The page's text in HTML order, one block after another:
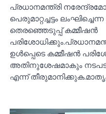
പ്രധാനമന്ത്രി
പെരുമാറ്റച്ചട്ടം
തെരഞ്ഞെടുപ്പ് കമ്മീഷൻ
ഉള്‍പ്പെടെ കമ്മീഷൻ
അതിനുശേഷമാകും
എന്ന്